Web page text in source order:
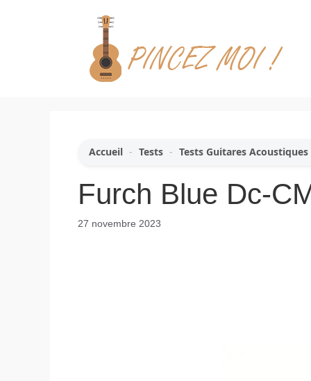
Accueil - Tests - Tests Guitares Acoustiques
Furch Blue Dc-
27 novembre 2023